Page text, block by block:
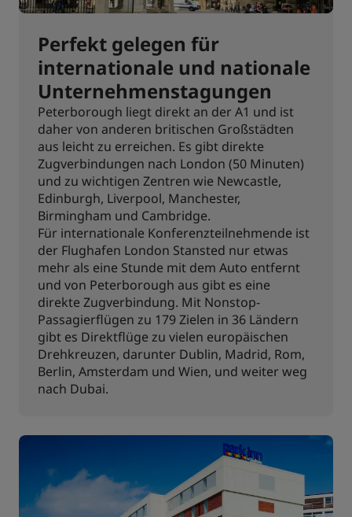
Perfekt gelegen für
internationale und nationale
Unternehmenstagungen
Peterborough liegt direkt an der A1 und ist
daher von anderen britischen Großstädten
aus leicht zu erreichen. Es gibt direkte
Zugverbindungen nach London (50 Minuten)
und zu wichtigen Zentren wie Newcastle,
Edinburgh, Liverpool, Manchester,
Birmingham und Cambridge.
Für internationale Konferenzteilnehmende ist
der Flughafen London Stansted nur etwas
mehr als eine Stunde mit dem Auto entfernt
und von Peterborough aus gibt es eine
direkte Zugverbindung. Mit Nonstop-
Passagierflügen zu 179 Zielen in 36 Ländern
gibt es Direktflüge zu vielen europäischen
Drehkreuzen, darunter Dublin, Madrid, Rom,
Berlin, Amsterdam und Wien, und weiter weg
nach Dubai.